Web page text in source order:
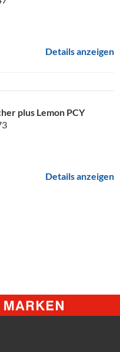
Details anzeigen
plus Lemon PCY
Details anzeigen